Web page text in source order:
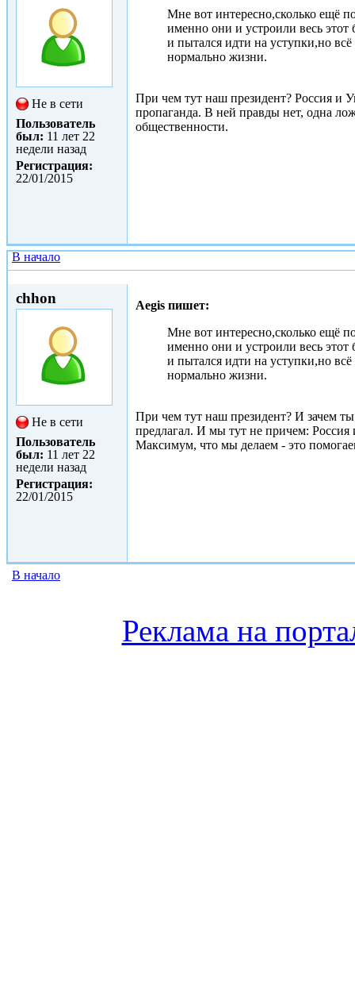
Не в сети
Пользователь
был: 11 лет 22
недели назад
Регистрация:
22/01/2015
Мне вот интересно,сколько ещё
именно они и устроили весь этот
и пытался идти на уступки,но
нормально жизни.
При чем тут наш президент? Россия и
пропаганда. В ней правды нет, одна
общественности.
В начало
chhon
Не в сети
Пользователь
был: 11 лет 22
недели назад
Регистрация:
22/01/2015
Aegis пишет:
Мне вот интересно,сколько ещё
именно они и устроили весь этот
и пытался идти на уступки,но
нормально жизни.
При чем тут наш президент? И зачем
предлагал. И мы тут не причем: Россия
Максимум, что мы делаем - это
В начало
Реклама на